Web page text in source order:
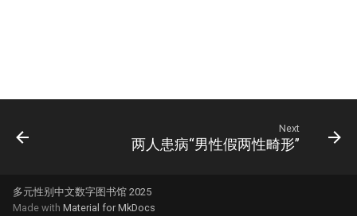
Next
两人患病“男性假两性畸形”
多元性别中文数字图书馆 2025
Made with Material for MkDocs